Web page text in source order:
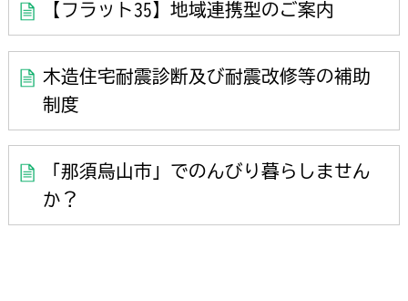
【フラット35】地域連携型のご案内
木造住宅耐震診断及び耐震改修等の補助
制度
「那須烏山市」でのんびり暮らしません
か？